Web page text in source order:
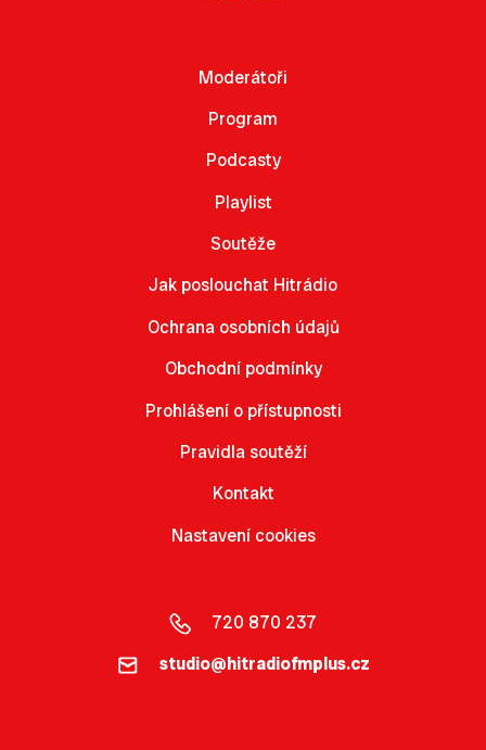
Moderátoři
Program
Podcasty
Playlist
Soutěže
Jak poslouchat Hitrádio
Ochrana osobních údajů
Obchodní podmínky
Prohlášení o přístupnosti
Pravidla soutěží
Kontakt
Nastavení cookies
720 870 237
studio@hitradiofmplus.cz